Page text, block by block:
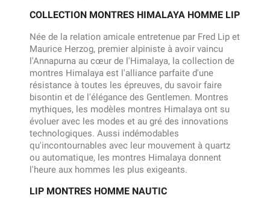
COLLECTION MONTRES HIMALAYA HOMME LIP
Née de la relation amicale entretenue par Fred Lip et
Maurice Herzog, premier alpiniste à avoir vaincu
l'Annapurna au cœur de l'Himalaya, la collection de
montres Himalaya est l'alliance parfaite d'une
résistance à toutes les épreuves, du savoir faire
bisontin et de l'élégance des Gentlemen. Montres
mythiques, les modèles montres Himalaya ont su
évoluer avec les modes et au gré des innovations
technologiques. Aussi indémodables
qu'incontournables avec leur mouvement à quartz
ou automatique, les montres Himalaya donnent
l'heure aux hommes les plus exigeants.
LIP MONTRES HOMME NAUTIC